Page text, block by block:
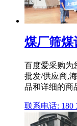
煤厂筛煤
百度爱采购为
批发/供应商,
品和详细的商
联系电话: 180